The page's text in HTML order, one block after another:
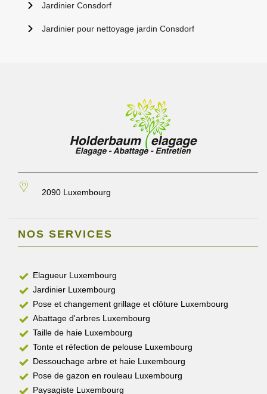
Jardinier Consdorf
Jardinier pour nettoyage jardin Consdorf
2090 Luxembourg
NOS SERVICES
Elagueur Luxembourg
Jardinier Luxembourg
Pose et changement grillage et clôture Luxembourg
Abattage d'arbres Luxembourg
Taille de haie Luxembourg
Tonte et réfection de pelouse Luxembourg
Dessouchage arbre et haie Luxembourg
Pose de gazon en rouleau Luxembourg
Paysagiste Luxembourg